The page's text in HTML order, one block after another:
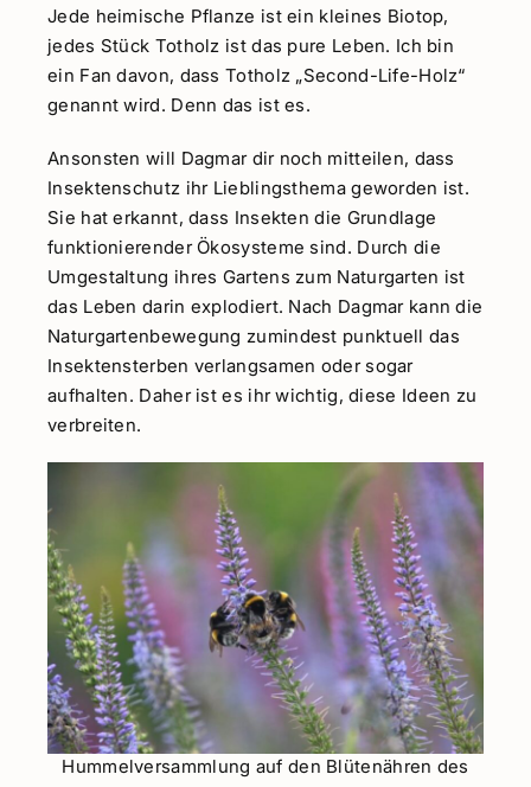
Jede heimische Pflanze ist ein kleines Biotop,
jedes Stück Totholz ist das pure Leben. Ich bin
ein Fan davon, dass Totholz „Second-Life-Holz“
genannt wird. Denn das ist es.
Ansonsten will Dagmar dir noch mitteilen, dass
Insektenschutz ihr Lieblingsthema geworden ist.
Sie hat erkannt, dass Insekten die Grundlage
funktionierender Ökosysteme sind. Durch die
Umgestaltung ihres Gartens zum Naturgarten ist
das Leben darin explodiert. Nach Dagmar kann die
Naturgartenbewegung zumindest punktuell das
Insektensterben verlangsamen oder sogar
aufhalten. Daher ist es ihr wichtig, diese Ideen zu
verbreiten.
Hummelversammlung auf den Blütenähren des